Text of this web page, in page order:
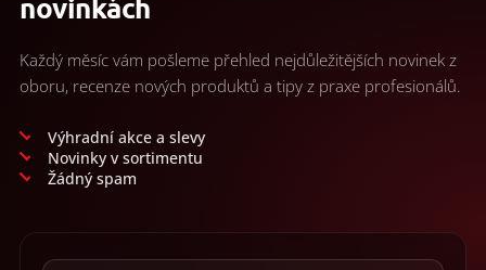
Každý měsíc vám pošleme přehled nejdůležitějších novinek z
oboru, recenze nových produktů a tipy z praxe profesionálů.
Výhradní akce a slevy
Novinky v sortimentu
Žádný spam